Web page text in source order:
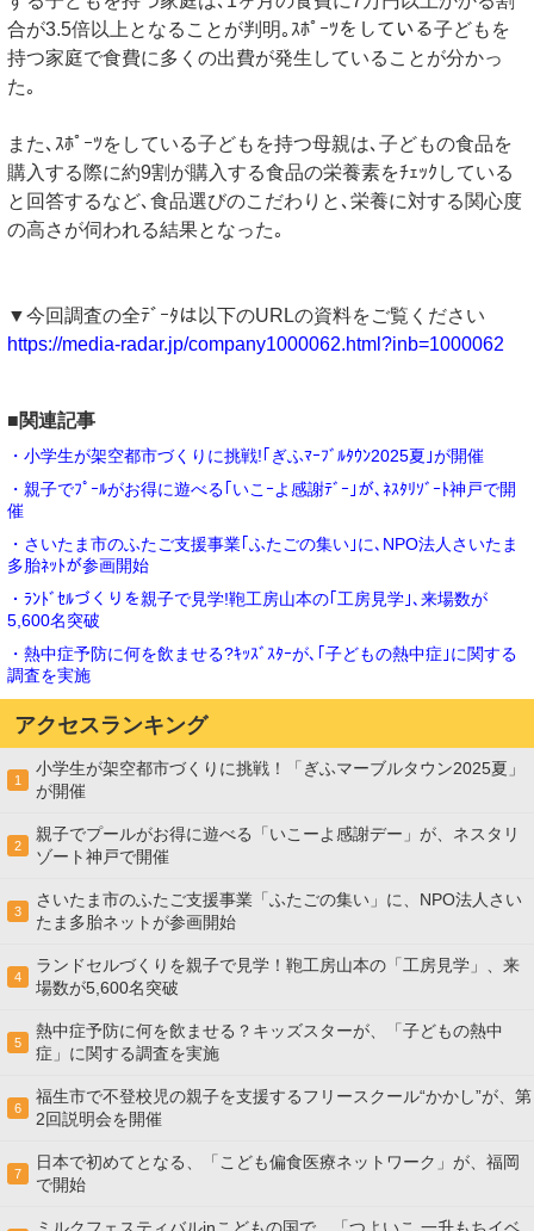
合が3.5倍以上となることが判明｡ｽﾎﾟｰﾂをしている子どもを
持つ家庭で食費に多くの出費が発生していることが分かっ
た｡
また､ｽﾎﾟｰﾂをしている子どもを持つ母親は､子どもの食品を
購入する際に約9割が購入する食品の栄養素をﾁｪｯｸしている
と回答するなど､食品選びのこだわりと､栄養に対する関心度
の高さが伺われる結果となった｡
▼今回調査の全ﾃﾞｰﾀは以下のURLの資料をご覧ください
https://media-radar.jp/company1000062.html?inb=1000062
■関連記事
・小学生が架空都市づくりに挑戦!｢ぎふﾏｰﾌﾞﾙﾀｳﾝ2025夏｣が開催
・親子でﾌﾟｰﾙがお得に遊べる｢いこｰよ感謝ﾃﾞｰ｣が､ﾈｽﾀﾘｿﾞｰﾄ神戸で開
催
・さいたま市のふたご支援事業｢ふたごの集い｣に､NPO法人さいたま
多胎ﾈｯﾄが参画開始
・ﾗﾝﾄﾞｾﾙづくりを親子で見学!鞄工房山本の｢工房見学｣､来場数が
5,600名突破
・熱中症予防に何を飲ませる?ｷｯｽﾞｽﾀｰが､｢子どもの熱中症｣に関する
調査を実施
アクセスランキング
1
小学生が架空都市づくりに挑戦！「ぎふマーブルタウン2025夏」
が開催
2
親子でプールがお得に遊べる「いこーよ感謝デー」が、ネスタリ
ゾート神戸で開催
3
さいたま市のふたご支援事業「ふたごの集い」に、NPO法人さい
たま多胎ネットが参画開始
4
ランドセルづくりを親子で見学！鞄工房山本の「工房見学」、来
場数が5,600名突破
5
熱中症予防に何を飲ませる？キッズスターが、「子どもの熱中
症」に関する調査を実施
6
福生市で不登校児の親子を支援するフリースクール“かかし”が、第
2回説明会を開催
7
日本で初めてとなる、「こども偏食医療ネットワーク」が、福岡
で開始